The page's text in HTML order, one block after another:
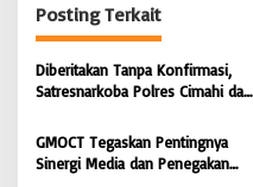
a
s
i
o
Posting Terkait
Diberitakan Tanpa Konfirmasi,
Satresnarkoba Polres Cimahi dan
Sepihak
GMOCT Tegaskan Pentingnya
Sinergi Media dan Penegakan